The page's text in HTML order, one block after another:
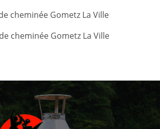
cheminée Gometz La Ville
cheminée Gometz La Ville